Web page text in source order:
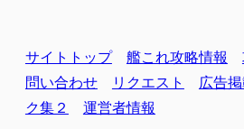
サイトトップ 艦これ攻略情報
問い合わせ
リクエスト 広告
ク集２
運営者情報